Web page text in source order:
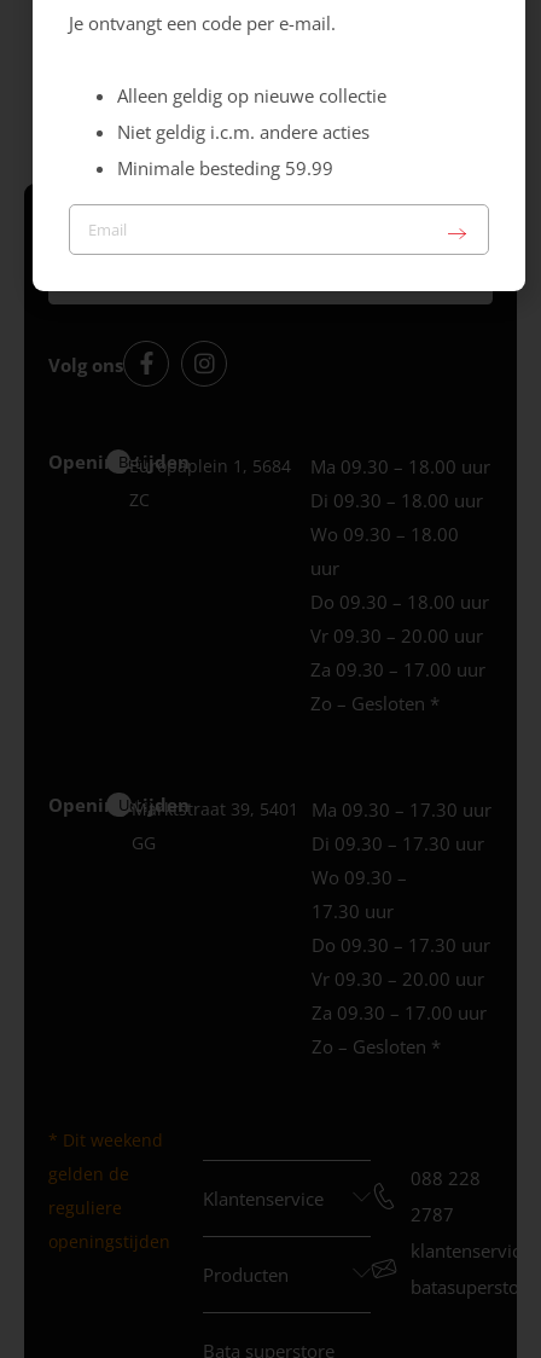
Schrijf je in & krijg €10,- korting* op je
Volg ons
Openingstijden
Best
Europaplein 1, 5684
ZC
Ma 09.30 – 18.00 uur
Di 09.30 – 18.00 uur
Wo 09.30 – 18.00
uur
Do 09.30 – 18.00 uur
Vr 09.30 – 20.00 uur
Za 09.30 – 17.00 uur
Zo – Gesloten *
Openingstijden
Uden
Marktstraat 39, 5401
GG
Ma 09.30 – 17.30 uur
Di 09.30 – 17.30 uur
Wo 09.30 –
17.30 uur
Do 09.30 – 17.30 uur
Vr 09.30 – 20.00 uur
Za 09.30 – 17.00 uur
Zo – Gesloten *
* Dit weekend
gelden de
reguliere
openingstijden
Klantenservice
Producten
Bata superstore
088 228
2787
Je ontvangt een code per e-mail.
Alleen geldig op nieuwe collectie
Niet geldig i.c.m. andere acties
Minimale besteding 59.99